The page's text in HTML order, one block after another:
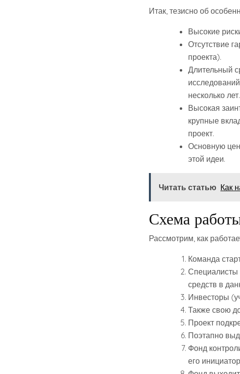
Итак, тезисно об
Высокие
Отсутствие
проекта).
Длительный
несколько лет.
Высокая
крупные
проект.
Основную
этой идеи.
Читать статью Как
Схема
Рассмотрим, как
Команда
Специалисты
средств в
Инвесторы
Также свою
Проект
Поэтапно
Фонд
его